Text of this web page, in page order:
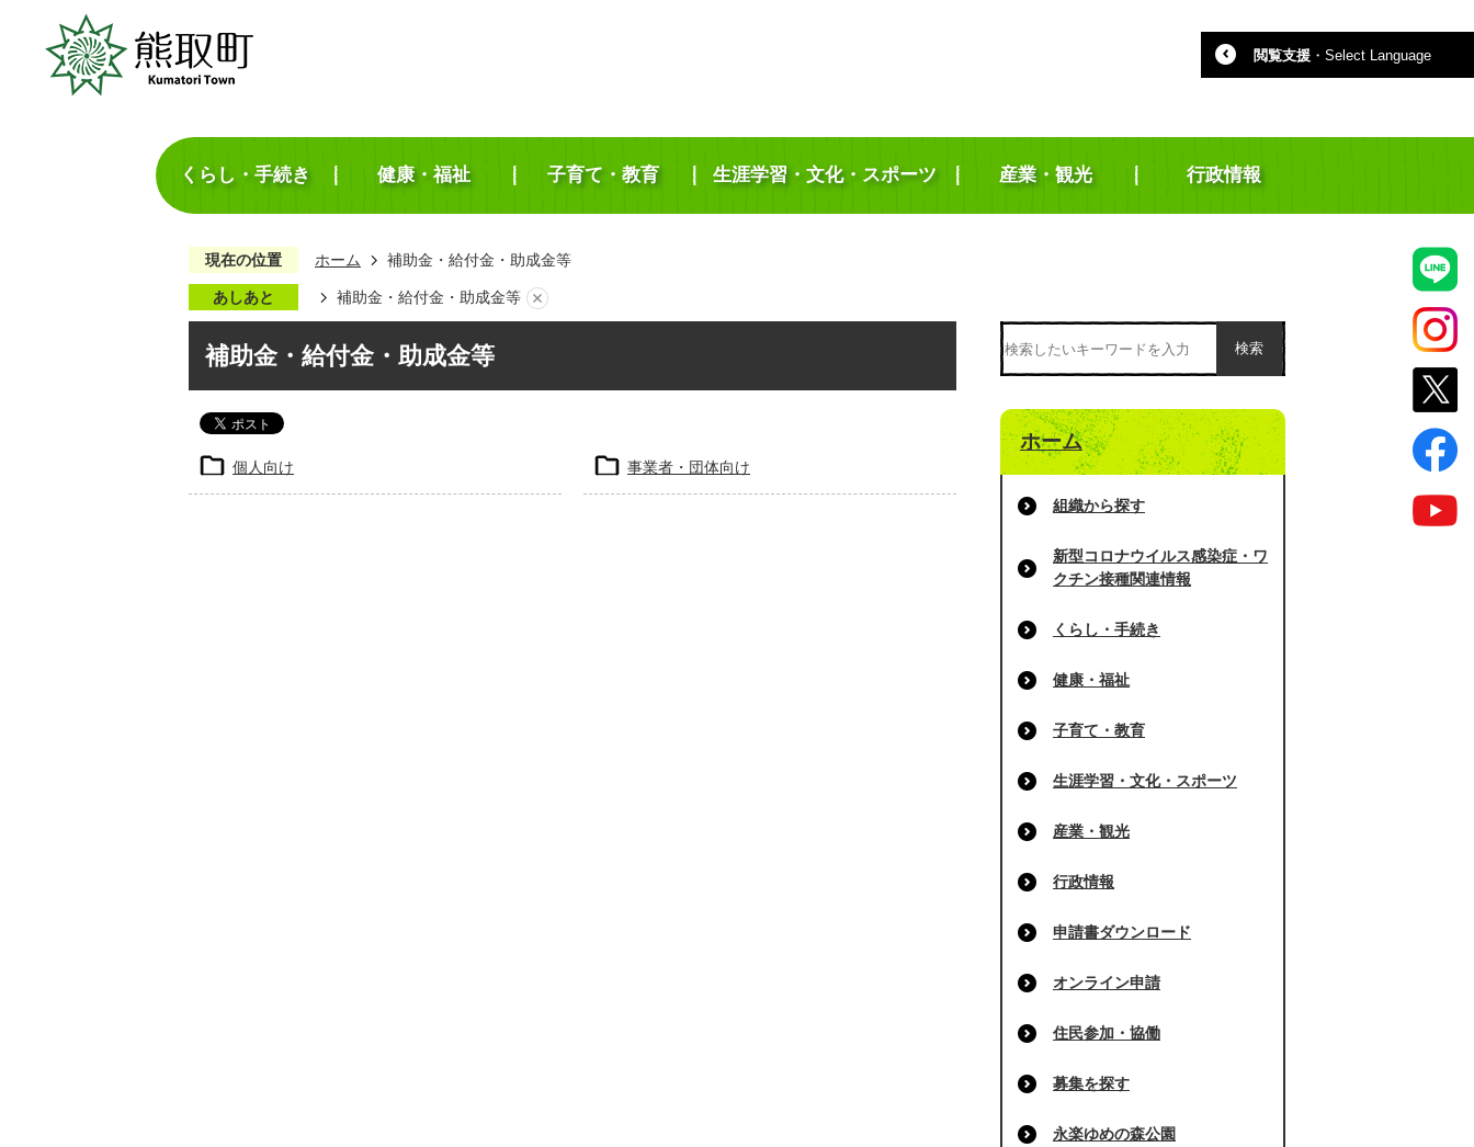
閲覧支援 ・ Select Language
くらし・手続き 健康・福祉 子育て・教育 生涯学習・文化・スポーツ 産業・観光 行政情報
現在の位置 ホーム 補助金・給付金・助成金等
あしあと 補助金・給付金・助成金等
補助金・給付金・助成金等
個人向け 事業者・団体向け
検索
ホーム
組織から探す
新型コロナウイルス感染症・ワ
クチン接種関連情報
くらし・手続き
健康・福祉
子育て・教育
生涯学習・文化・スポーツ
産業・観光
行政情報
申請書ダウンロード
オンライン申請
住民参加・協働
募集を探す
永楽ゆめの森公園